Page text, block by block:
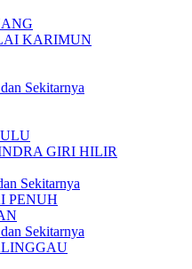
KARIMUN
Sekitarnya
GIRI HILIR
Sekitarnya
PENUH
Sekitarnya